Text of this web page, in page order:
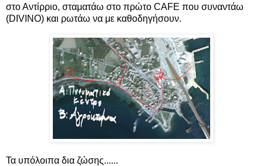
στο Αντίρριο, σταματάω στο πρώτο CAFE που συναντάω
(DIVINO) και ρωτάω να με καθοδηγήσουν.
Τα υπόλοιπα δια ζώσης......